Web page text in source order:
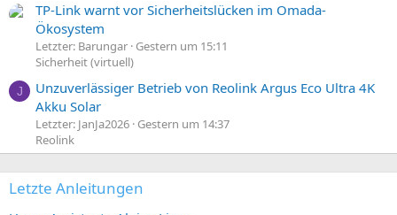
TP-Link warnt vor Sicherheitslücken im Omada-
Ökosystem
Letzter: Barungar Gestern um 15:11
Sicherheit (virtuell)
J
Unzuverlässiger Betrieb von Reolink Argus Eco Ultra 4K
Akku Solar
Letzter: JanJa2026 Gestern um 14:37
Reolink
Letzte Anleitungen